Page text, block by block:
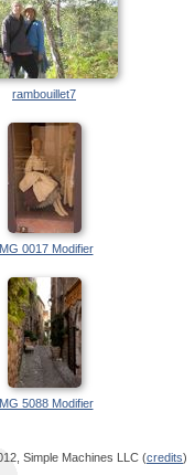
rambouillet7
0017 Modifier
5088 Modifier
Simple Machines LLC (credits)